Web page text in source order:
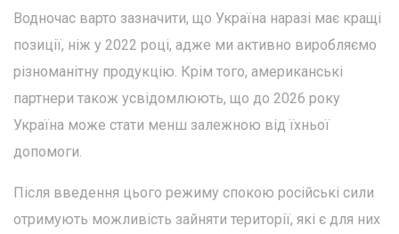
Водночас варто зазначити, що Україна наразі має кращі
позиції, ніж у 2022 році, адже ми активно виробляємо
різноманітну продукцію. Крім того, американські
партнери також усвідомлюють, що до 2026 року
Україна може стати менш залежною від їхньої
допомоги.
Після введення цього режиму спокою російські сили
отримують можливість зайняти території, які є для них